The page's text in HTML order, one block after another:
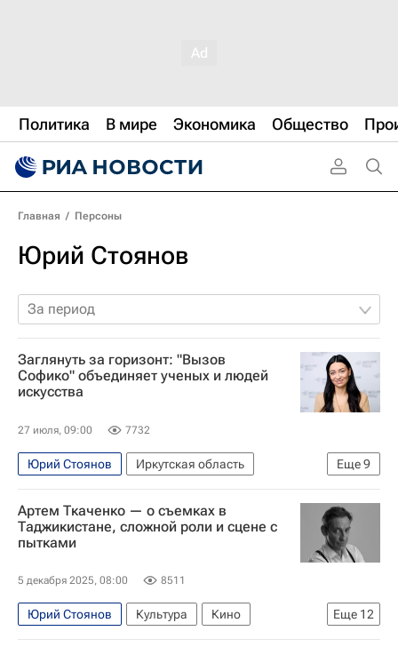
Политика В мире Экономика Общество
Главная / Персоны
Юрий Стоянов
За период
Заглянуть за горизонт: "Вызов
Софико" объединяет ученых и людей
искусства
27 июля, 09:00 7732
Еще9
Юрий Стоянов
Иркутская область
Саратов
Константин Богомолов
Симон Мацкеплишвили
Институт развития интернета
Софико Шеварднадзе
Интервью
Денис Мацуев
Евгений Водолазкин
Артем Ткаченко — о съемках в
Таджикистане, сложной роли и сцене с
пытками
5 декабря 2025, 08:00 8511
Еще 12
Юрий Стоянов Культура
Кино
Культура-Важное
Максим Дрозд